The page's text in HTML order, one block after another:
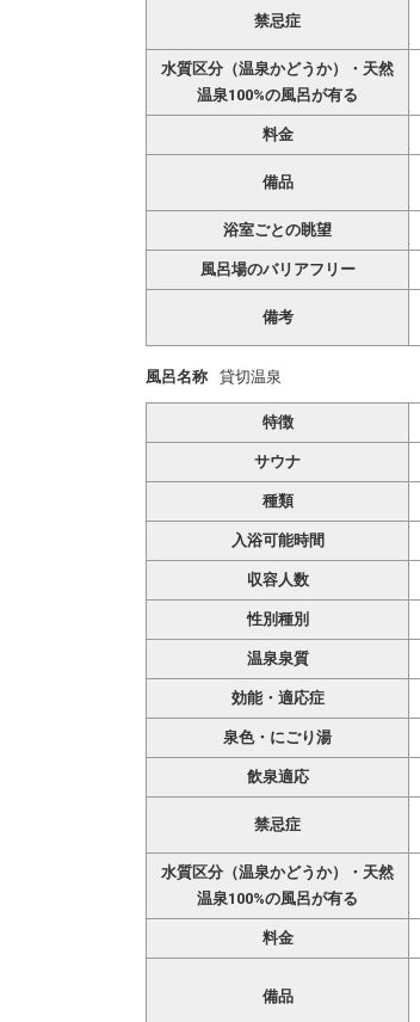
禁忌症
水質区分（温泉かどうか）・天然
温泉100%の風呂が有る
料金
備品
浴室ごとの眺望
風呂場のバリアフリー
備考
風呂名称 貸切温泉
特徴
サウナ
種類
入浴可能時間
収容人数
性別種別
温泉泉質
効能・適応症
泉色・にごり湯
飲泉適応
禁忌症
水質区分（温泉かどうか）・天然
温泉100%の風呂が有る
料金
備品